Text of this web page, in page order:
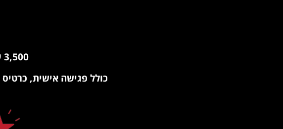
3,500 ₪ בלבד
כולל פגישה אישית, כרטיס